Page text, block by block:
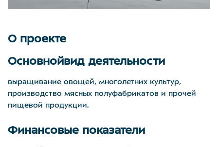
О проекте
Основнойвид деятельности
выращивание овощей, многолетних культур,
производство мясных полуфабрикатов и прочей
пищевой продукции.
Финансовые показатели